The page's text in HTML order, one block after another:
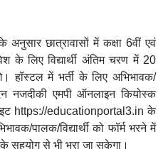
के अनुसार छात्रावासों में कक्षा 6वीं एवं
के लिए विद्यार्थी अंतिम चरण में 20
में भर्ती के लिए अभिभावक/
नजदीकी एमपी ऑनलाइन कियोस्क
https://educationportal3.in के
पालक/विद्यार्थी को फॉर्म भरने में
सहयोग से भी भरा जा सकेगा।